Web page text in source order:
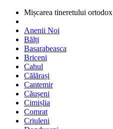
Mișcarea tineretului ortodox
Anenii Noi
Bălți
Basarabeasca
Briceni
Cahul
Călărași
Cantemir
Căușeni
Cimișlia
Comrat
Criuleni